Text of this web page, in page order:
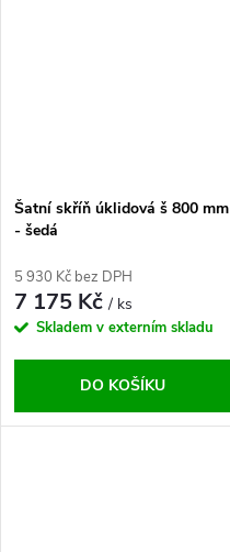
Šatní skříň úklidová š 800 mm
- šedá
5 930 Kč bez DPH
7 175 Kč/ ks
Skladem v externím skladu
DO KOŠÍKU